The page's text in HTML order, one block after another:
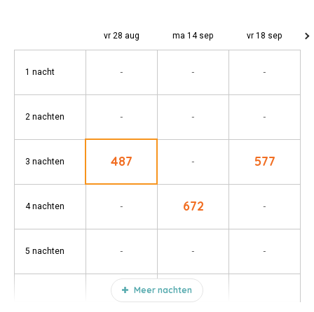
Meer nachten
vr 28 aug ma 14 sep vr 18 sep
1 nacht - - -
2 nachten - - -
3 nachten 487 - 577
4 nachten - 672 -
5 nachten - - -